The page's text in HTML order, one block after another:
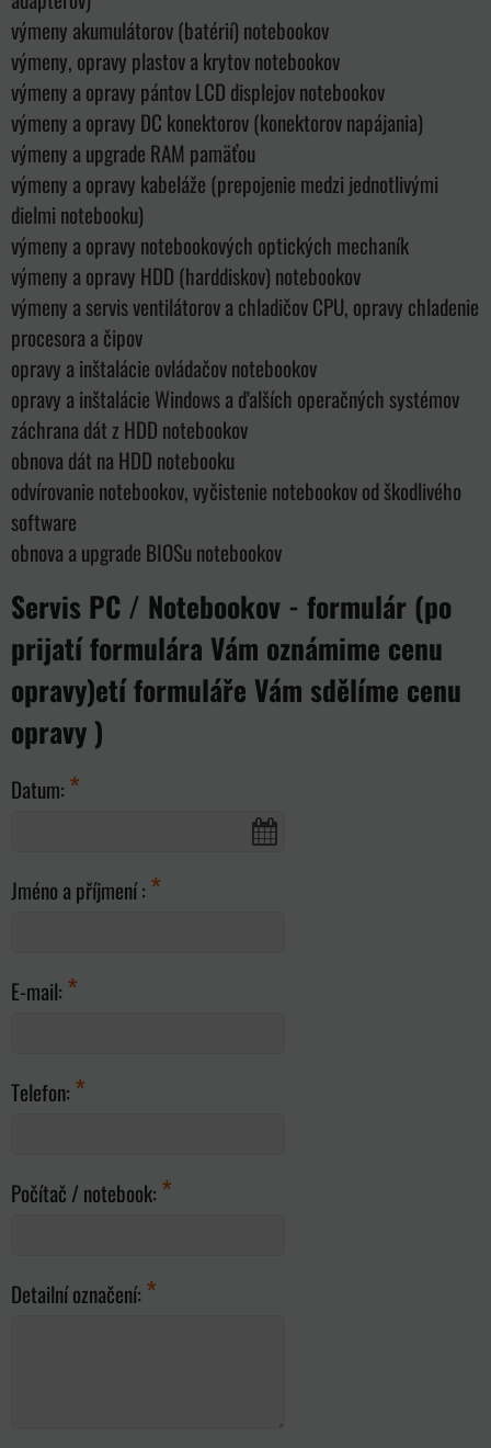
výmeny akumulátorov (batérií) notebookov
výmeny, opravy plastov a krytov notebookov
výmeny a opravy pántov LCD displejov notebookov
výmeny a opravy DC konektorov (konektorov napájania)
výmeny a upgrade RAM pamäťou
výmeny a opravy kabeláže (prepojenie medzi jednotlivými
dielmi notebooku)
výmeny a opravy notebookových optických mechaník
výmeny a opravy HDD (harddiskov) notebookov
výmeny a servis ventilátorov a chladičov CPU, opravy chladenie
procesora a čipov
opravy a inštalácie ovládačov notebookov
opravy a inštalácie Windows a ďalších operačných systémov
záchrana dát z HDD notebookov
obnova dát na HDD notebooku
odvírovanie notebookov, vyčistenie notebookov od škodlivého
software
obnova a upgrade BIOSu notebookov
Servis PC / Notebookov - formulár (po
prijatí formulára Vám oznámime cenu
opravy)etí formuláře Vám sdělíme cenu
opravy )
Datum: *
Jméno a příjmení : *
E-mail: *
Telefon: *
Počítač / notebook: *
Detailní označení: *